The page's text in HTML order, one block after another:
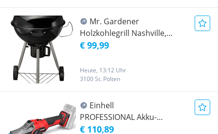
Mr. Gardener
Holzkohlegrill Nashville,
Grillfläche 53,5 cm, Kudelgrill,
€ 99,99
Heute, 13:12 Uhr
3100 St. Pölten
Einhell
PROFESSIONAL Akku-
Flachkopf-Winkelschleifer TP-
€ 110,89